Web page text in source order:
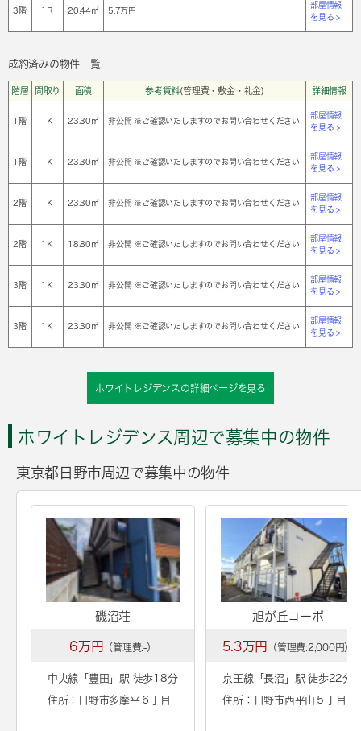
3階 1Ｒ 20.44㎡ 5.7万円
部屋情報
を見る >
成約済みの物件一覧
階層 間取り 面積 参考賃料(管理費・敷金・礼金) 詳細情報
1階 1Ｋ 23.30㎡ 非公開 ※ご確認いたしますのでお問い合わせください
部屋情報
を見る >
1階 1Ｋ 23.30㎡ 非公開 ※ご確認いたしますのでお問い合わせください
部屋情報
を見る >
2階 1Ｋ 23.30㎡ 非公開 ※ご確認いたしますのでお問い合わせください
部屋情報
を見る >
2階 1Ｋ 18.80㎡ 非公開 ※ご確認いたしますのでお問い合わせください
部屋情報
を見る >
3階 1Ｋ 23.30㎡ 非公開 ※ご確認いたしますのでお問い合わせください
部屋情報
を見る >
3階 1Ｋ 23.30㎡ 非公開 ※ご確認いたしますのでお問い合わせください
部屋情報
を見る >
ホワイトレジデンスの詳細ページを見る
ホワイトレジデンス周辺で募集中の物件
東京都日野市周辺で募集中の物件
磯沼荘
6万円 （管理費:-）
中央線「 豊田 」駅 徒歩18分
住所：日野市多摩平６丁目
旭が丘コーポ
5.3万円 （管理費:2,000円）
京王線「長沼 」駅 徒歩22分
住所：日野市西平山５丁目